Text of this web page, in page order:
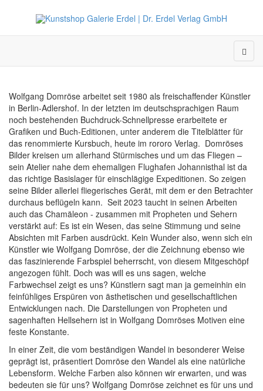
Wolfgang Domröse arbeitet seit 1980 als freischaffender Künstler
in Berlin-Adlershof. In der letzten im deutschsprachigen Raum
noch bestehenden Buchdruck-Schnellpresse erarbeitete er
Grafiken und Buch-Editionen, unter anderem die Titelblätter für
das renommierte Kursbuch, heute im rororo Verlag. Domröses
Bilder kreisen um allerhand Stürmisches und um das Fliegen –
sein Atelier nahe dem ehemaligen Flughafen Johannisthal ist da
das richtige Basislager für einschlägige Expeditionen. So zeigen
seine Bilder allerlei fliegerisches Gerät, mit dem er den Betrachter
durchaus beflügeln kann. Seit 2023 taucht in seinen Arbeiten
auch das Chamäleon - zusammen mit Propheten und Sehern
verstärkt auf: Es ist ein Wesen, das seine Stimmung und seine
Absichten mit Farben ausdrückt. Kein Wunder also, wenn sich ein
Künstler wie Wolfgang Domröse, der die Zeichnung ebenso wie
das faszinierende Farbspiel beherrscht, von diesem Mitgeschöpf
angezogen fühlt. Doch was will es uns sagen, welche
Farbwechsel zeigt es uns? Künstlern sagt man ja gemeinhin ein
feinfühliges Erspüren von ästhetischen und gesellschaftlichen
Entwicklungen nach. Die Darstellungen von Propheten und
sagenhaften Hellsehern ist in Wolfgang Domröses Motiven eine
feste Konstante.
In einer Zeit, die vom beständigen Wandel in besonderer Weise
geprägt ist, präsentiert Domröse den Wandel als eine natürliche
Lebensform. Welche Farben also können wir erwarten, und was
bedeuten sie für uns? Wolfgang Domröse zeichnet es für uns und